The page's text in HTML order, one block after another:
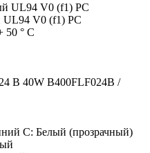
UL94 V0 (f1) PC
UL94 V0 (f1) PC
50 ° C
В 40W B400FLF024B /
C: Белый (прозрачный)